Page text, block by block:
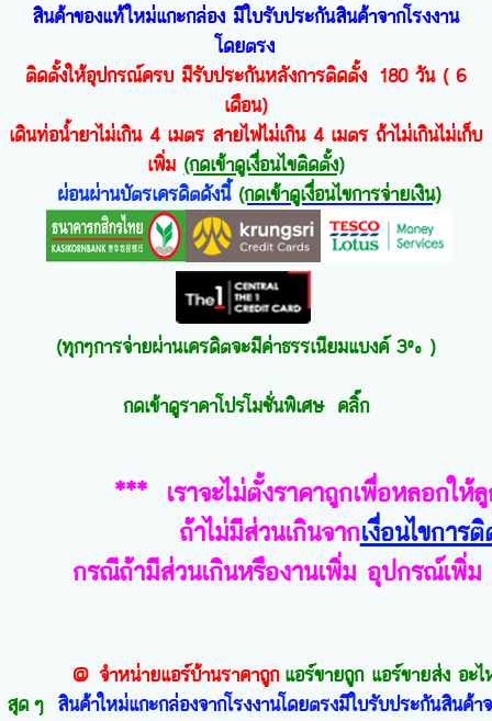
สินค้าของแท้ใหม่แกะกล่อง มีใบรับประกันสินค้าจากโรงงาน
โดยตรง
ติดตั้งให้อุปกรณ์ครบ มีรับประกันหลังการติดตั้ง 180 วัน ( 6
เดือน)
เดินท่อน้ำยาไม่เกิน 4 เมตร สายไฟไม่เกิน 4 เมตร ถ้าไม่เกินไม่เก็บ
เพิ่ม (กดเข้าดูเงื่อนไขติดตั้ง)
ผ่อนผ่านบัตรเครดิตดังนี้ (กดเข้าดูเงื่อนไขการจ่ายเงิน)
(ทุกๆการจ่ายผ่านเครดิตจะมีค่าธรรเนียมแบงค์ 3% )
กดเข้าดูราคาโปรโมชั่นพิเศษ คลิ๊ก
*** เราจะไม่ตั้งราคาถูกเพื่อหลอกให้
ถ้าไม่มีส่วนเกินจากเงื่อนไขการ
กรณีถ้ามีส่วนเกินหรืองานเพิ่ม อุปกรณ์เพิ่ม
@ จำหน่ายแอร์บ้านราคาถูกแอร์ขายถูก แอร์ขายส่ง อ
สุดๆสินค้าใหม่แกะกล่องจากโรงงานโดยตรงมีใบรับประกันสินค้